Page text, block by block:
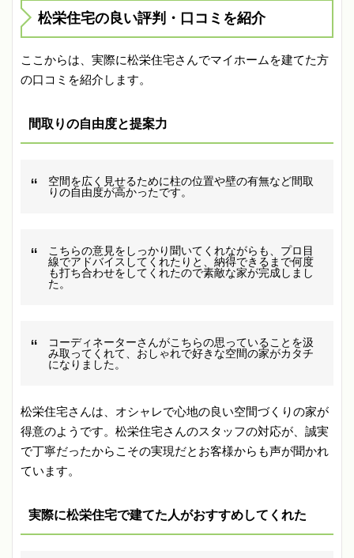
松栄住宅の良い評判・口コミを紹介
ここからは、実際に松栄住宅さんでマイホームを建てた方
の口コミを紹介します。
間取りの自由度と提案力
空間を広く見せるために柱の位置や壁の有無など間取
りの自由度が高かったです。
こちらの意見をしっかり聞いてくれながらも、プロ目
線でアドバイスしてくれたりと、納得できるまで何度
も打ち合わせをしてくれたので素敵な家が完成しまし
た。
コーディネーターさんがこちらの思っていることを汲
み取ってくれて、おしゃれで好きな空間の家がカタチ
になりました。
松栄住宅さんは、オシャレで心地の良い空間づくりの家が
得意のようです。松栄住宅さんのスタッフの対応が、誠実
で丁寧だったからこその実現だとお客様からも声が聞かれ
ています。
実際に松栄住宅で建てた人がおすすめしてくれた